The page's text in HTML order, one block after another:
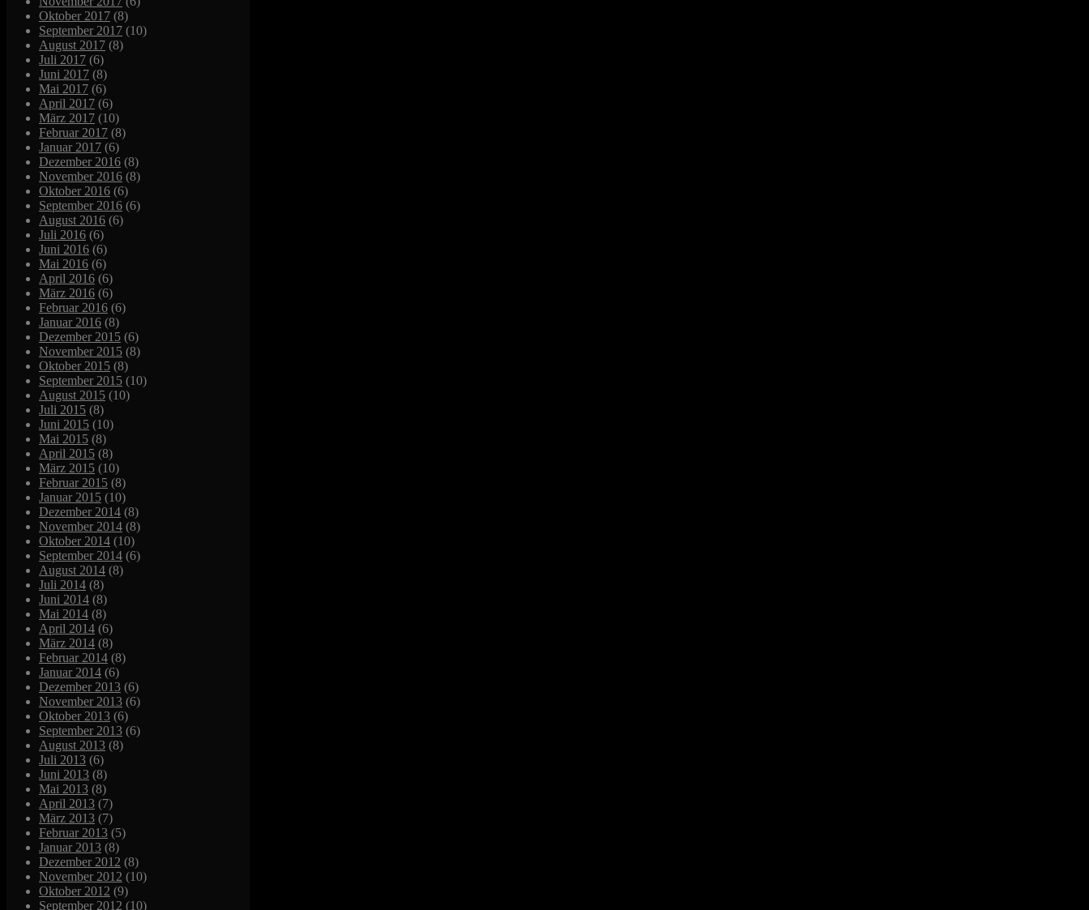
Oktober 2017 (8)
September 2017 (10)
August 2017 (8)
Juli 2017 (6)
Juni 2017 (8)
Mai 2017 (6)
April 2017 (6)
März 2017 (10)
Februar 2017 (8)
Januar 2017 (6)
Dezember 2016 (8)
November 2016 (8)
Oktober 2016 (6)
September 2016 (6)
August 2016 (6)
Juli 2016 (6)
Juni 2016 (6)
Mai 2016 (6)
April 2016 (6)
März 2016 (6)
Februar 2016 (6)
Januar 2016 (8)
Dezember 2015 (6)
November 2015 (8)
Oktober 2015 (8)
September 2015 (10)
August 2015 (10)
Juli 2015 (8)
Juni 2015 (10)
Mai 2015 (8)
April 2015 (8)
März 2015 (10)
Februar 2015 (8)
Januar 2015 (10)
Dezember 2014 (8)
November 2014 (8)
Oktober 2014 (10)
September 2014 (6)
August 2014 (8)
Juli 2014 (8)
Juni 2014 (8)
Mai 2014 (8)
April 2014 (6)
März 2014 (8)
Februar 2014 (8)
Januar 2014 (6)
Dezember 2013 (6)
November 2013 (6)
Oktober 2013 (6)
September 2013 (6)
August 2013 (8)
Juli 2013 (6)
Juni 2013 (8)
Mai 2013 (8)
April 2013 (7)
März 2013 (7)
Februar 2013 (5)
Januar 2013 (8)
Dezember 2012 (8)
November 2012 (10)
Oktober 2012 (9)
September 2012 (10)